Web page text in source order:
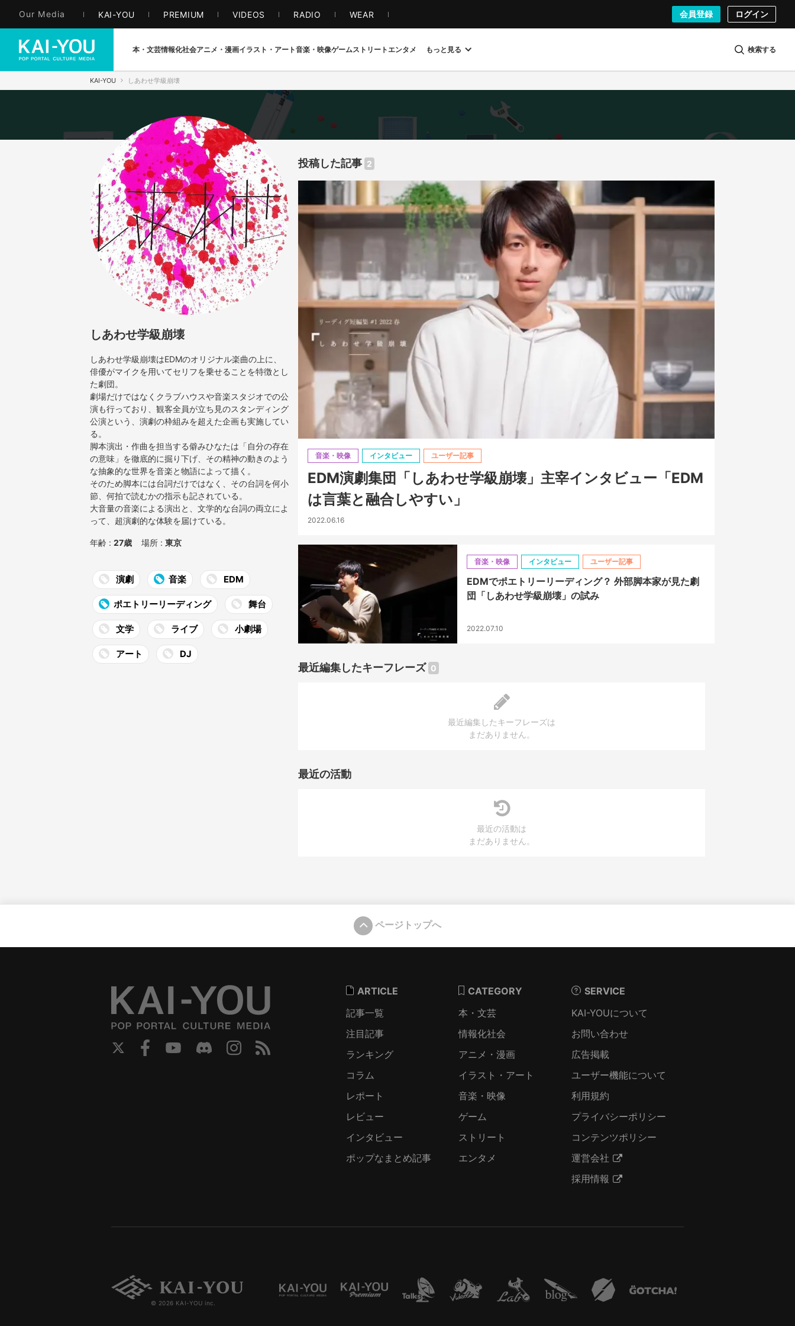
Our Media KAI-YOU PREMIUM VIDEOS RADIO WEAR 会員登録 ログイン
本・文芸情報化社会アニメ・漫画イラスト・アート音楽・映像ゲームストリート エンタメ もっと見る 検索する
KAI-YOU しあわせ学級崩壊
しあわせ学級崩壊
しあわせ学級崩壊はEDMのオリジナル楽曲の上に、
俳優がマイクを用いてセリフを乗せることを特徴とし
た劇団。
劇場だけではなくクラブハウスや音楽スタジオでの公
演も行っており、観客全員が立ち見のスタンディング
公演という、演劇の枠組みを超えた企画も実施してい
る。
脚本演出・作曲を担当する僻みひなたは「自分の存在
の意味」を徹底的に掘り下げ、その精神の動きのよう
な抽象的な世界を音楽と物語によって描く。
そのため脚本には台詞だけではなく、その台詞を何小
節、何拍で読むかの指示も記されている。
大音量の音楽による演出と、文学的な台詞の両立によ
って、超演劇的な体験を届けている。
年齢 : 27歳 場所 : 東京
演劇 音楽 EDM
ポエトリーリーディング 舞台
文学 ライブ 小劇場
アート DJ
投稿した記事 2
音楽・映像 インタビュー ユーザー記事
EDM演劇集団「しあわせ学級崩壊」主宰インタビュー「EDM
は言葉と融合しやすい」
2022.06.16
音楽・映像 インタビュー ユーザー記事
EDMでポエトリーリーディング？ 外部脚本家が見た劇
団「しあわせ学級崩壊」の試み
2022.07.10
最近編集したキーフレーズ 0
最近編集したキーフレーズは
まだありません。
最近の活動
最近の活動は
まだありません。
ページトップへ
ARTICLE
記事一覧
注目記事
ランキング
コラム
レポート
レビュー
インタビュー
ポップなまとめ記事
CATEGORY
本・文芸
情報化社会
アニメ・漫画
イラスト・アート
音楽・映像
ゲーム
ストリート
エンタメ
SERVICE
KAI-YOUについて
お問い合わせ
広告掲載
ユーザー機能について
利用規約
プライバシーポリシー
コンテンツポリシー
運営会社
採用情報
© 2026 KAI-YOU inc.